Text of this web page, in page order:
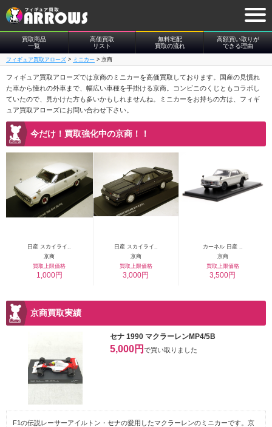
買取商品
一覧
高価買取
リスト
無料宅配
買取の流れ
高額買い取りが
できる理由
フィギュア買取アローズ > ミニカー > 京商
フィギュア買取アローズでは京商のミニカーを高価買取しております。国産の見慣れ
た車から憧れの外車まで、幅広い車種を手掛ける京商。コンビニのくじともコラボし
ていたので、見かけた方も多いかもしれませんね。ミニカーをお持ちの方は、フィギ
ュア買取アローズにお問い合わせ下さい。
今だけ！買取強化中の京商！！
日産 スカイライ..
京商
買取上限価格
1,000円
日産 スカイライ..
京商
買取上限価格
3,000円
カーネル 日産 ..
京商
買取上限価格
3,500円
京商買取実績
セナ 1990 マクラーレンMP4/5B
5,000円で買い取りました
F1の伝説レーサーアイルトン・セナの愛用したマクラーレンのミニカーです。京